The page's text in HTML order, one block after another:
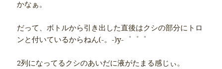
かなぁ。
だって、ボトルから引き出した直後はクシの部分にトロ
ンと付いているからねん(-。-)y-゜゜゜
2列になってるクシのあいだに液がたまる感じぃ。